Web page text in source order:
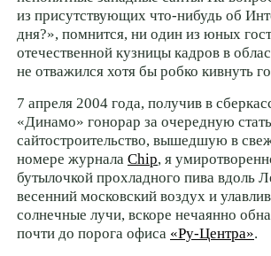
из присутствующих что-нибудь об
дня?», помнится, ни один из юных
отечественной кузницы кадров в
не отважился хотя бы робко кивнуть
7 апреля 2004 года, получив в
«Динамо» гонорар за очередную
сайтостроительство, вышедшую в
номере журнала Chip, я
бутылочкой прохладного пива вдоль
весенний московский воздух и
солнечные лучи, вскоре нечаянно
почти до порога офиса «Ру-Центра».